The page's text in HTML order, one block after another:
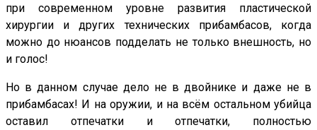
при современном уровне развития пластической
хирургии и других технических прибамбасов, когда
можно до нюансов подделать не только внешность, но
и голос!
Но в данном случае дело не в двойнике и даже не в
прибамбасах! И на оружии, и на всём остальном убийца
оставил отпечатки и отпечатки, полностью